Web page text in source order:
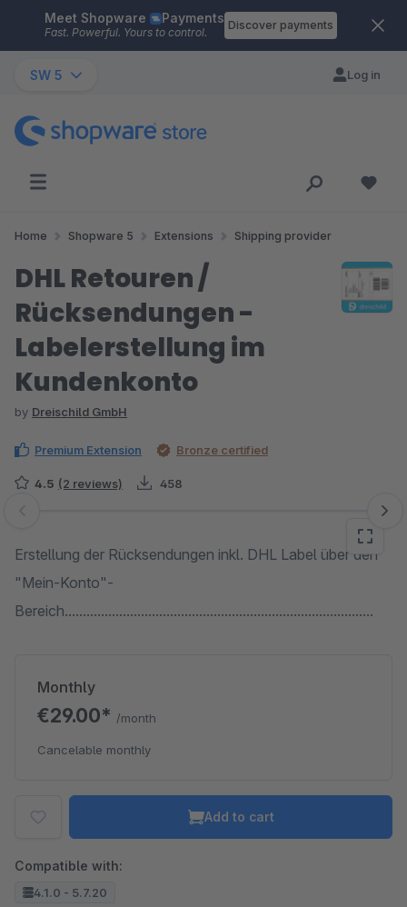
Skip to main content
Meet Shopware Payments
Fast. Powerful. Yours to control.
Discover payments
SW 5 Log in
Home Shopware 5 Extensions Shipping provider
DHL Retouren /
Rücksendungen -
Labelerstellung im
Kundenkonto
by Dreischild GmbH
Premium Extension Bronze certified
4.5 (2 reviews) 458
Skip image gallery
Erstellung der Rücksendungen inkl. DHL Label über den
"Mein-Konto"-
Bereich.....................................................................................
Monthly
€29.00* /month
Cancelable monthly
Add to cart
Compatible with:
4.1.0 - 5.7.20